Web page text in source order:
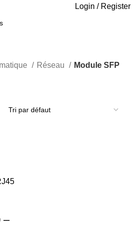
Login / Register
Réseau Module SFP
–